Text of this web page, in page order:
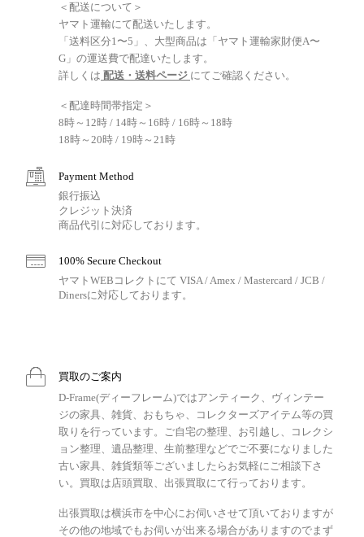
＜配送について＞
ヤマト運輸にて配送いたします。
「送料区分1〜5」、大型商品は「ヤマト運輸家財便A〜
G」の運送費で配達いたします。
詳しくは 配送・送料ページ にてご確認ください。
＜配達時間帯指定＞
8時～12時 / 14時～16時 / 16時～18時
18時～20時 / 19時～21時
Payment Method
銀行振込
クレジット決済
商品代引に対応しております。
100% Secure Checkout
ヤマトWEBコレクトにて VISA / Amex / Mastercard / JCB /
Dinersに対応しております。
買取のご案内
D-Frame(ディーフレーム)ではアンティーク、ヴィンテー
ジの家具、雑貨、おもちゃ、コレクターズアイテム等の買
取りを行っています。ご自宅の整理、お引越し、コレクシ
ョン整理、遺品整理、生前整理などでご不要になりました
古い家具、雑貨類等ございましたらお気軽にご相談下さ
い。買取は店頭買取、出張買取にて行っております。
出張買取は横浜市を中心にお伺いさせて頂いておりますが
その他の地域でもお伺いが出来る場合がありますのでまず